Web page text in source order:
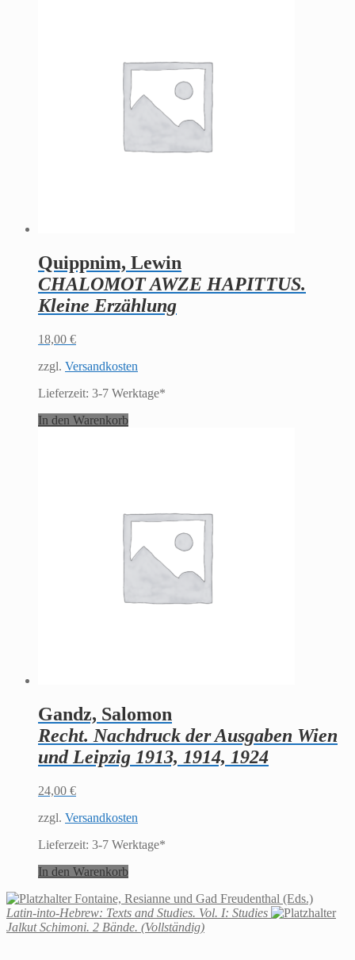
Quippnim, Lewin
CHALOMOT AWZE HAPITTUS.
Kleine Erzählung
18,00 €
zzgl. Versandkosten
Lieferzeit: 3-7 Werktage*
In den Warenkorb
Gandz, Salomon
Recht. Nachdruck der Ausgaben Wien
und Leipzig 1913, 1914, 1924
24,00 €
zzgl. Versandkosten
Lieferzeit: 3-7 Werktage*
In den Warenkorb
Fontaine, Resianne und Gad Freudenthal (Eds.)
Latin-into-Hebrew: Texts and Studies. Vol. I: Studies
Jalkut Schimoni. 2 Bände. (Vollständig)